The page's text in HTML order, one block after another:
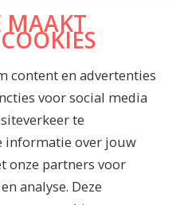
MAAKT
content en advertenties
voor social media
te
informatie over jouw
onze partners voor
analyse. Deze